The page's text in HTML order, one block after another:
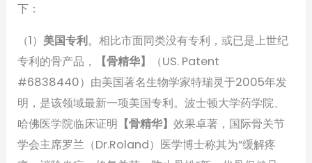
下：
（1）美国专利。相比市面同类没有专利，或已是上世纪
专利的骨产品，
【骨精华】
（US. Patent
#6838440）由美国著名生物学家特瑞灵于2005年发
明，是该领域最新一项美国专利。波士顿大学药学院、
哈佛医学院临床证明 【骨精华】效果卓著，国际骨关节
学会主席罗兰（Dr.Roland）医学博士称其为”缓解疼